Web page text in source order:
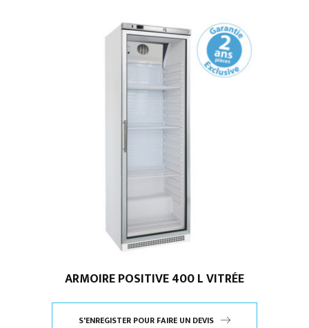
ARMOIRE POSITIVE 400 L VITRÉE
S'ENREGISTER POUR FAIRE UN DEVIS